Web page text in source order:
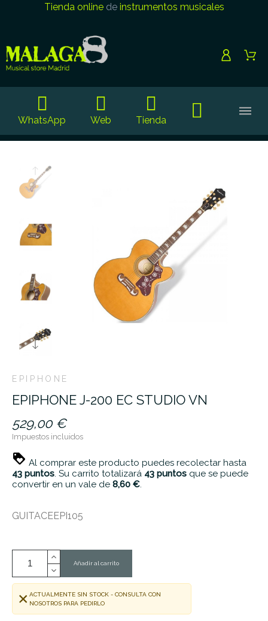
Tienda onlinede instrumentos musicales
WhatsApp Web Tienda
EPIPHONE
EPIPHONE J-200 EC STUDIO VN
529,00 €
Impuestos incluidos
Al comprar este producto puedes recolectar hasta
43 puntos. Su carrito totalizará 43 puntos que se puede
convertir en un vale de 8,60 €.
GUITACEEPI105
Añadir al carrito
ACTUALMENTE SIN STOCK - CONSULTA CON
NOSOTROS PARA PEDIRLO